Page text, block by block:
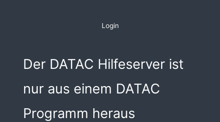
Login
Der DATAC Hilfeserver ist
nur aus einem DATAC
Programm heraus